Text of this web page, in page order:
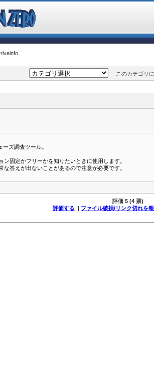
このカテゴリに
ズ調査ツール。
ン固定かフリーかを知りたいときに使用します。
な答えが出ないことがあるので注意が必要です。
評価 5 (4 票)
評価する | ファイル破損/リンク切れを